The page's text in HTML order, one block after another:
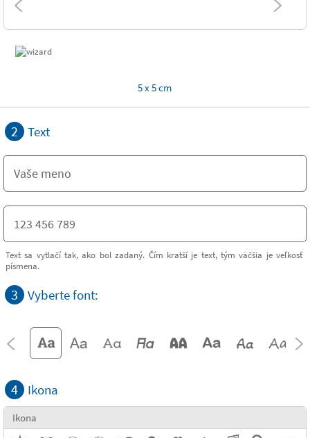
5 x 5 cm
2 Text
Text sa vytlačí tak, ako bol zadaný. Čím kratší je text, tým väčšia je veľkosť
písmena.
3 Vyberte font:
4 Ikona
Ikona